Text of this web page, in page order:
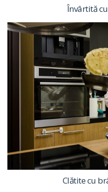
Învârtită
Clătite cu